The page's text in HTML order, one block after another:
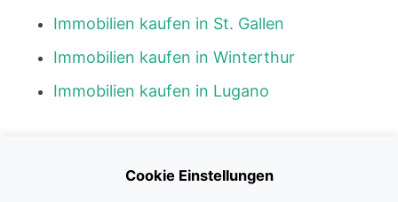
Immobilien kaufen in St. Gallen
Immobilien kaufen in Winterthur
Immobilien kaufen in Lugano
Cookie Einstellungen